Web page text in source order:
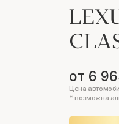
от 6
Цена
* возможна